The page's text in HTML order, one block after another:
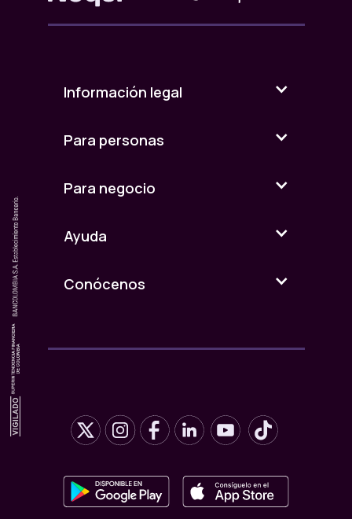
Información legal
Para personas
Para negocio
Ayuda
Conócenos